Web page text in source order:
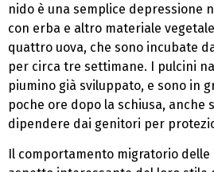
nido è una semplice depressione
con erba e altro materiale
quattro uova, che sono incubate
per circa tre settimane. I pulcini
piumino già sviluppato, e sono in
poche ore dopo la schiusa, anche
dipendere dai genitori per
Il comportamento migratorio